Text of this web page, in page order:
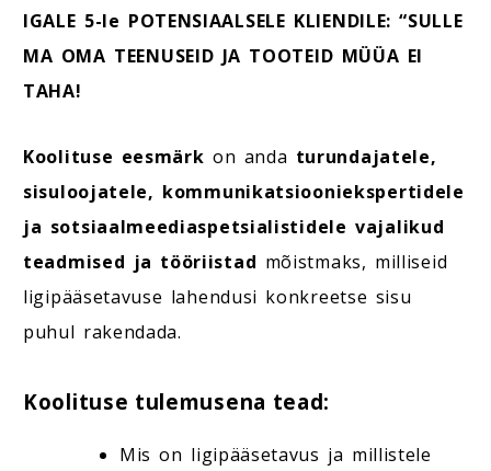
IGALE 5-le POTENSIAALSELE KLIENDILE: “SULLE
MA OMA TEENUSEID JA TOOTEID MÜÜA EI
TAHA!
Koolituse eesmärk on anda turundajatele,
sisuloojatele, kommunikatsiooniekspertidele
ja sotsiaalmeediaspetsialistidele vajalikud
teadmised ja tööriistad mõistmaks, milliseid
ligipääsetavuse lahendusi konkreetse sisu
puhul rakendada.
Koolituse tulemusena tead:
Mis on ligipääsetavus ja millistele